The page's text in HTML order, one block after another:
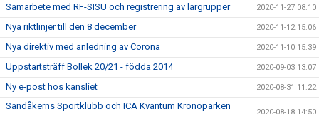
Samarbete med RF-SISU och registrering av lärgrupper 2020-11-27 08:10
Nya riktlinjer till den 8 december 2020-11-12 15:06
Nya direktiv med anledning av Corona 2020-11-10 15:39
Uppstartsträff Bollek 20/21 - födda 2014 2020-09-03 13:07
Ny e-post hos kansliet 2020-08-31 11:22
Sandåkerns Sportklubb och ICA Kvantum Kronoparken